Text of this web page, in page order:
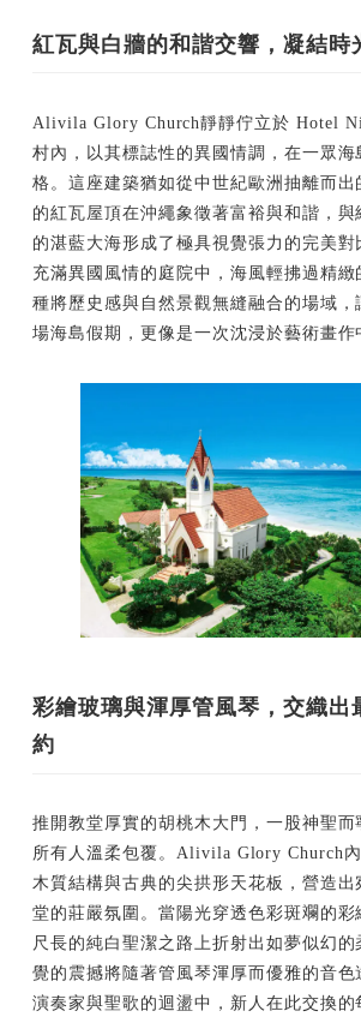
紅瓦與白牆的和諧交響，凝結時
Alivila Glory Church靜靜佇立於 Hotel
村內，以其標誌性的異國情調，在一眾海
格。這座建築猶如從中世紀歐洲抽離而出
的紅瓦屋頂在沖繩象徵著富裕與和諧，與
的湛藍大海形成了極具視覺張力的完美對
充滿異國風情的庭院中，海風輕拂過精緻
種將歷史感與自然景觀無縫融合的場域，
場海島假期，更像是一次沈浸於藝術畫作
彩繪玻璃與渾厚管風琴，交織出
約
推開教堂厚實的胡桃木大門，一股神聖而
所有人溫柔包覆。Alivila Glory Church
木質結構與古典的尖拱形天花板，營造出
堂的莊嚴氛圍。當陽光穿透色彩斑斕的
尺長的純白聖潔之路上折射出如夢似幻
覺的震撼將隨著管風琴渾厚而優雅的音色
演奏家與聖歌的迴盪中，新人在此交換的